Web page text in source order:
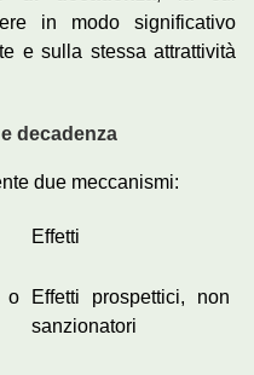
in modo significativo
e sulla stessa attrattività
decadenza
due meccanismi:
Effetti
o
Effetti prospettici, non
sanzionatori